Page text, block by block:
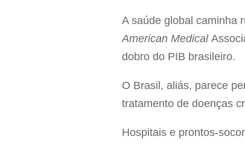
A saúde global caminha
American Medical
dobro do PIB brasileiro.
O Brasil, aliás, parece
tratamento de doenças
Hospitais e prontos-